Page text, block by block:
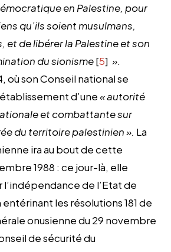
en Palestine, pour
qu’ils soient musulmans,
et de libérer la Palestine et son
du sionisme[5] ».
où son Conseil national se
d’une« autorité
et combattante sur
du territoire palestinien ». La
ira au bout de cette
1988 : ce jour-là, elle
de l’Etat de
les résolutions 181 de
onusienne du 29 novembre
de sécurité du